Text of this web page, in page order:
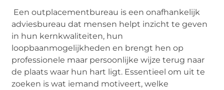
Een outplacementbureau is een onafhankelijk
adviesbureau dat mensen helpt inzicht te geven
in hun kernkwaliteiten, hun
loopbaanmogelijkheden en brengt hen op
professionele maar persoonlijke wijze terug naar
de plaats waar hun hart ligt. Essentieel om uit te
zoeken is wat iemand motiveert, welke